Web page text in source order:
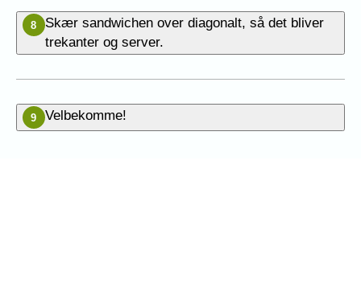
8
Skær sandwichen over diagonalt, så det bliver
trekanter og server.
9 Velbekomme!